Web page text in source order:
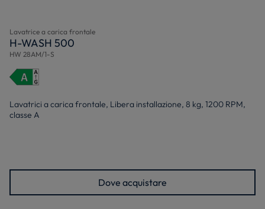
Lavatrice a carica frontale
H-WASH 500
HW 28AM/1-S
Lavatrici a carica frontale, Libera installazione, 8 kg, 1200 RPM,
classe A
Dove acquistare